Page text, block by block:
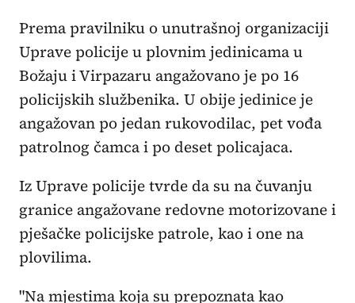
Prema pravilniku o unutrašnoj organizaciji
Uprave policije u plovnim jedinicama u
Božaju i Virpazaru angažovano je po 16
policijskih službenika. U obije jedinice je
angažovan po jedan rukovodilac, pet vođa
patrolnog čamca i po deset policajaca.
Iz Uprave policije tvrde da su na čuvanju
granice angažovane redovne motorizovane i
pješačke policijske patrole, kao i one na
plovilima.
"Na mjestima koja su prepoznata kao